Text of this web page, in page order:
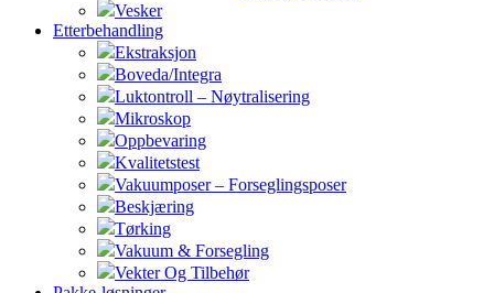
Vesker
Etterbehandling
Ekstraksjon
Boveda/Integra
Luktontroll – Nøytralisering
Mikroskop
Oppbevaring
Kvalitetstest
Vakuumposer – Forseglingsposer
Beskjæring
Tørking
Vakuum & Forsegling
Vekter Og Tilbehør